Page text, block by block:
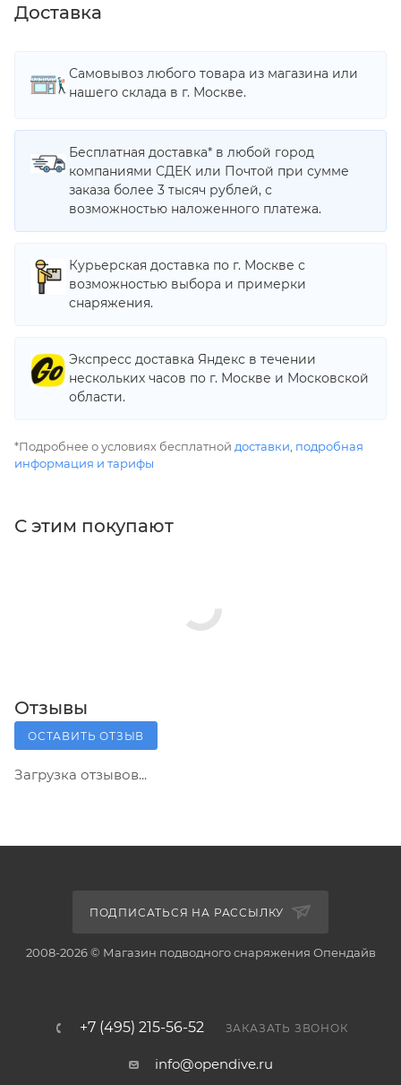
Доставка
Самовывоз любого товара из магазина или
нашего склада в г. Москве.
Бесплатная доставка* в любой город
компаниями СДЕК или Почтой при сумме
заказа более 3 тысяч рублей, с
возможностью наложенного платежа.
Курьерская доставка по г. Москве с
возможностью выбора и примерки
снаряжения.
Экспресс доставка Яндекс в течении
нескольких часов по г. Москве и Московской
области.
*Подробнее о условиях бесплатной доставки подробная
информация и тарифы
С этим покупают
Отзывы
ОСТАВИТЬ ОТЗЫВ
Загрузка отзывов...
ПОДПИСАТЬСЯ НА РАССЫЛКУ
2008-2026 © Магазин подводного снаряжения Опендайв
+7 (495) 215-56-52 ЗАКАЗАТЬ ЗВОНОК
info@opendive.ru